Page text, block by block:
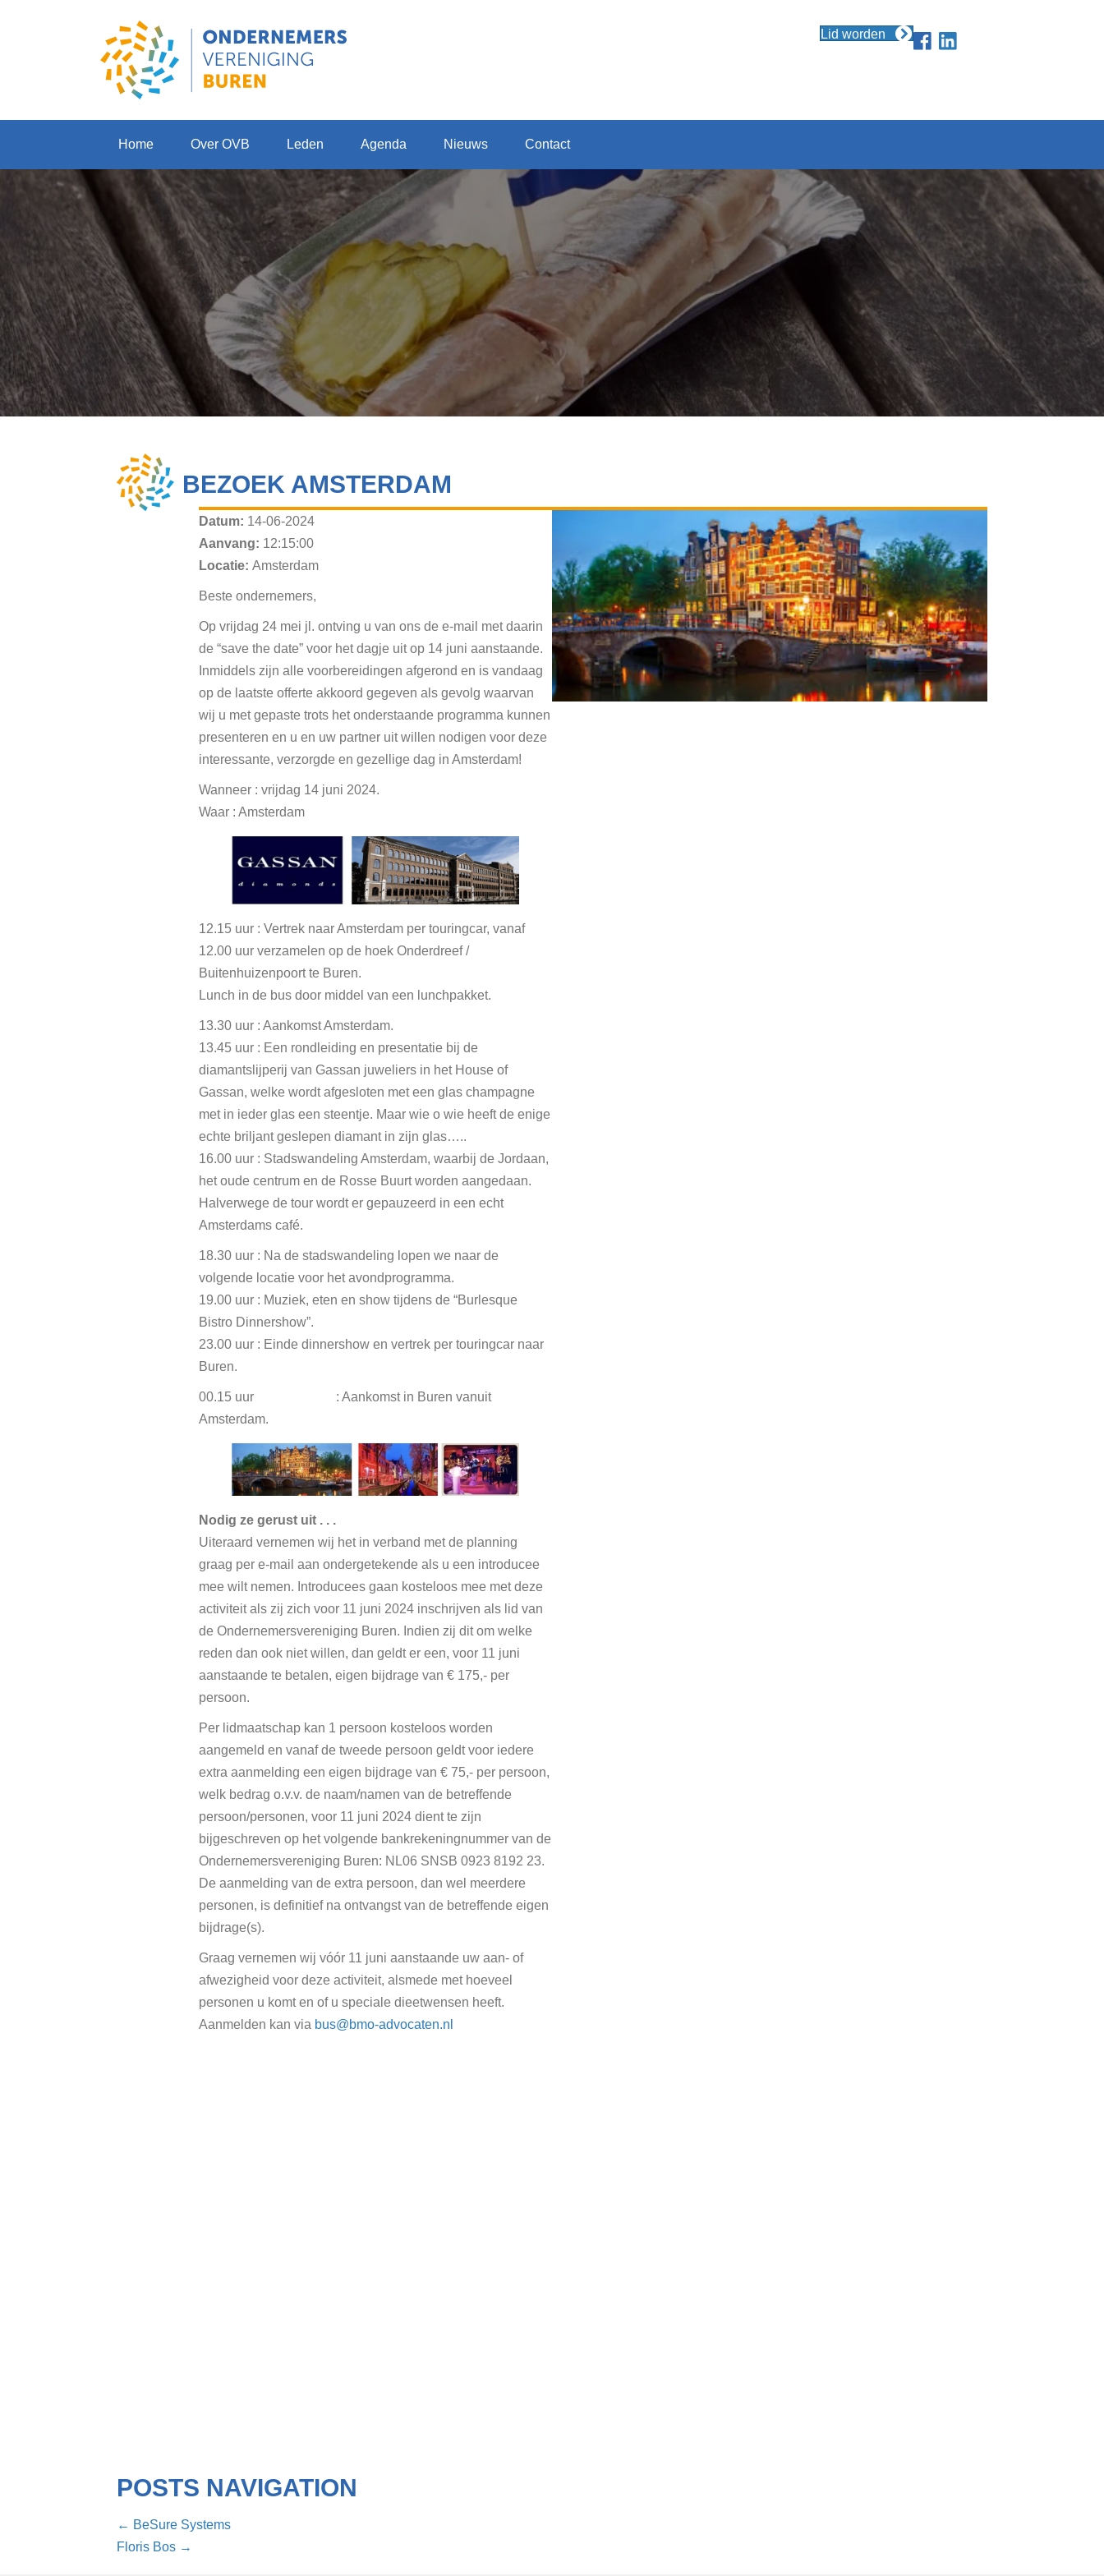
Lid worden
Home Over OVB Leden Agenda Nieuws Contact
BEZOEK AMSTERDAM
Datum: 14-06-2024
Aanvang: 12:15:00
Locatie: Amsterdam
Beste ondernemers,
Op vrijdag 24 mei jl. ontving u van ons de e-mail met daarin
de “save the date” voor het dagje uit op 14 juni aanstaande.
Inmiddels zijn alle voorbereidingen afgerond en is vandaag
op de laatste offerte akkoord gegeven als gevolg waarvan
wij u met gepaste trots het onderstaande programma kunnen
presenteren en u en uw partner uit willen nodigen voor deze
interessante, verzorgde en gezellige dag in Amsterdam!
Wanneer : vrijdag 14 juni 2024.
Waar : Amsterdam
12.15 uur : Vertrek naar Amsterdam per touringcar, vanaf
12.00 uur verzamelen op de hoek Onderdreef /
Buitenhuizenpoort te Buren.
Lunch in de bus door middel van een lunchpakket.
13.30 uur : Aankomst Amsterdam.
13.45 uur : Een rondleiding en presentatie bij de
diamantslijperij van Gassan juweliers in het House of
Gassan, welke wordt afgesloten met een glas champagne
met in ieder glas een steentje. Maar wie o wie heeft de enige
echte briljant geslepen diamant in zijn glas…..
16.00 uur : Stadswandeling Amsterdam, waarbij de Jordaan,
het oude centrum en de Rosse Buurt worden aangedaan.
Halverwege de tour wordt er gepauzeerd in een echt
Amsterdams café.
18.30 uur : Na de stadswandeling lopen we naar de
volgende locatie voor het avondprogramma.
19.00 uur : Muziek, eten en show tijdens de “Burlesque
Bistro Dinnershow”.
23.00 uur : Einde dinnershow en vertrek per touringcar naar
Buren.
00.15 uur : Aankomst in Buren vanuit
Amsterdam.
Nodig ze gerust uit . . .
Uiteraard vernemen wij het in verband met de planning
graag per e-mail aan ondergetekende als u een introducee
mee wilt nemen. Introducees gaan kosteloos mee met deze
activiteit als zij zich voor 11 juni 2024 inschrijven als lid van
de Ondernemersvereniging Buren. Indien zij dit om welke
reden dan ook niet willen, dan geldt er een, voor 11 juni
aanstaande te betalen, eigen bijdrage van € 175,- per
persoon.
Per lidmaatschap kan 1 persoon kosteloos worden
aangemeld en vanaf de tweede persoon geldt voor iedere
extra aanmelding een eigen bijdrage van € 75,- per persoon,
welk bedrag o.v.v. de naam/namen van de betreffende
persoon/personen, voor 11 juni 2024 dient te zijn
bijgeschreven op het volgende bankrekeningnummer van de
Ondernemersvereniging Buren: NL06 SNSB 0923 8192 23.
De aanmelding van de extra persoon, dan wel meerdere
personen, is definitief na ontvangst van de betreffende eigen
bijdrage(s).
Graag vernemen wij vóór 11 juni aanstaande uw aan- of
afwezigheid voor deze activiteit, alsmede met hoeveel
personen u komt en of u speciale dieetwensen heeft.
Aanmelden kan via bus@bmo-advocaten.nl
POSTS NAVIGATION
← BeSure Systems
Floris Bos →